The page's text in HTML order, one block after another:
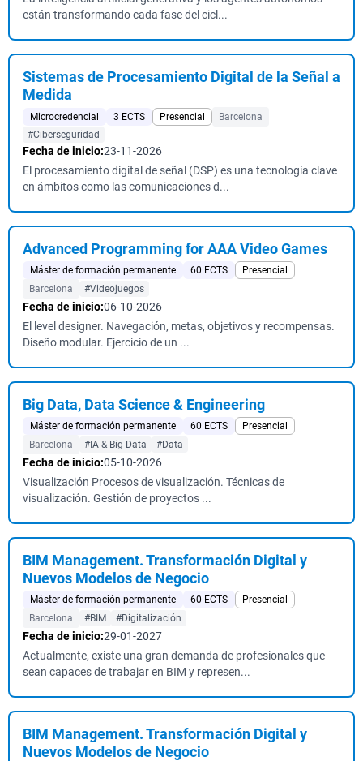
están transformando cada fase del cicl...
Sistemas de Procesamiento Digital de la Señal a
Medida
Microcredencial 3 ECTS Presencial
Barcelona
#Ciberseguridad
Fecha de inicio:23-11-2026
El procesamiento digital de señal (DSP) es una tecnología clave
en ámbitos como las comunicaciones d...
Advanced Programming for AAA Video Games
Máster de formación permanente 60 ECTS
Presencial
Barcelona
#Videojuegos
Fecha de inicio:06-10-2026
El level designer. Navegación, metas, objetivos y recompensas.
Diseño modular. Ejercicio de un ...
Big Data, Data Science & Engineering
Máster de formación permanente 60 ECTS
Presencial
Barcelona
#IA & Big Data #Data
Fecha de inicio:05-10-2026
Visualización Procesos de visualización. Técnicas de
visualización. Gestión de proyectos ...
BIM Management. Transformación Digital y
Nuevos Modelos de Negocio
Máster de formación permanente 60 ECTS
Presencial
Barcelona
#BIM #Digitalización
Fecha de inicio:29-01-2027
Actualmente, existe una gran demanda de profesionales que
sean capaces de trabajar en BIM y represen...
BIM Management. Transformación Digital y
Nuevos Modelos de Negocio